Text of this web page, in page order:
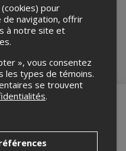
événement, veuillez
Semaine des éveilleurs
.
vous n'êtes pas un
bas.
pour
navigation, offrir
à notre site et
», vous consentez
les types de témoins.
se trouvent
.